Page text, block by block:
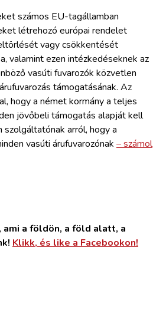
számos EU-tagállamban
létrehozó európai rendelet
vagy csökkentését
valamint ezen intézkedéseknek az
vasúti fuvarozók közvetlen
támogatásának. Az
hogy a német kormány a teljes
jövőbeli támogatás alapját kell
arról, hogy a
vasúti árufuvarozónak – számol
ami a földön, a föld alatt, a
Klikk, és like a Facebookon!